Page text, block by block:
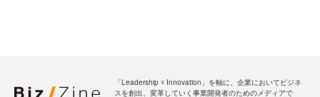
「Leadership ☓ Innovation」を軸に、企業においてビジネ
スを創出、変革していく事業開発者のためのメディアで